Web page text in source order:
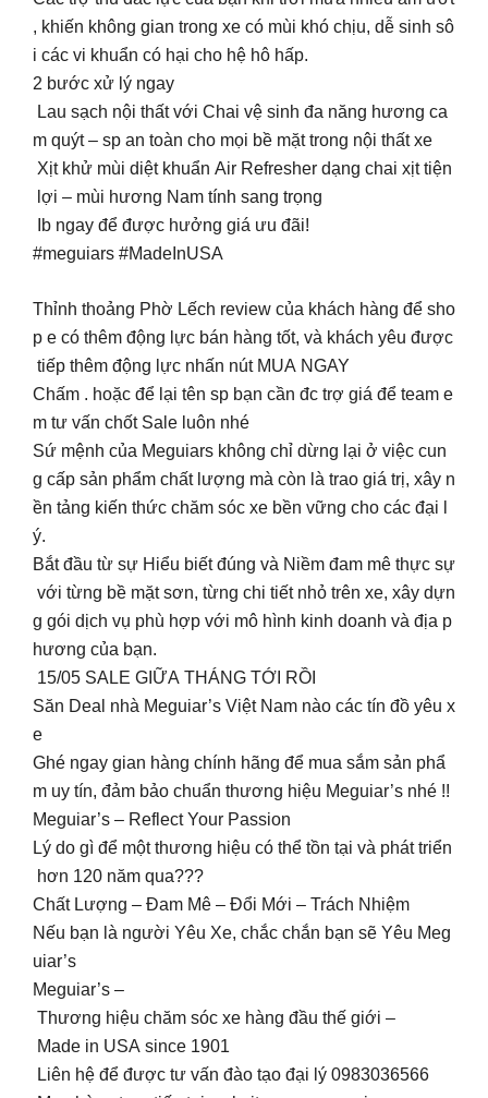
, khiến không gian trong xe có mùi khó chịu, dễ sinh sô
i các vi khuẩn có hại cho hệ hô hấp.
2 bước xử lý ngay
Lau sạch nội thất với Chai vệ sinh đa năng hương ca
m quýt – sp an toàn cho mọi bề mặt trong nội thất xe
Xịt khử mùi diệt khuẩn Air Refresher dạng chai xịt tiện
lợi – mùi hương Nam tính sang trọng
Ib ngay để được hưởng giá ưu đãi!
#meguiars #MadeInUSA
Thỉnh thoảng Phờ Lếch review của khách hàng để sho
p e có thêm động lực bán hàng tốt, và khách yêu được
tiếp thêm động lực nhấn nút MUA NGAY
Chấm . hoặc để lại tên sp bạn cần đc trợ giá để team e
m tư vấn chốt Sale luôn nhé
Sứ mệnh của Meguiars không chỉ dừng lại ở việc cun
g cấp sản phẩm chất lượng mà còn là trao giá trị, xây n
ền tảng kiến thức chăm sóc xe bền vững cho các đại l
ý.
Bắt đầu từ sự Hiểu biết đúng và Niềm đam mê thực sự
với từng bề mặt sơn, từng chi tiết nhỏ trên xe, xây dựn
g gói dịch vụ phù hợp với mô hình kinh doanh và địa p
hương của bạn.
‍️ 15/05 SALE GIỮA THÁNG TỚI RỒI
Săn Deal nhà Meguiar’s Việt Nam nào các tín đồ yêu x
e
Ghé ngay gian hàng chính hãng để mua sắm sản phẩ
m uy tín, đảm bảo chuẩn thương hiệu Meguiar’s nhé !!
Meguiar’s – Reflect Your Passion ️‍
Lý do gì để một thương hiệu có thể tồn tại và phát triển
hơn 120 năm qua???
Chất Lượng – Đam Mê – Đổi Mới – Trách Nhiệm
Nếu bạn là người Yêu Xe, chắc chắn bạn sẽ Yêu Meg
uiar’s
Meguiar’s –
Thương hiệu chăm sóc xe hàng đầu thế giới –
Made in USA since 1901
️ Liên hệ để được tư vấn đào tạo đại lý 0983036566